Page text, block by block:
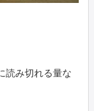
読み切れる量な